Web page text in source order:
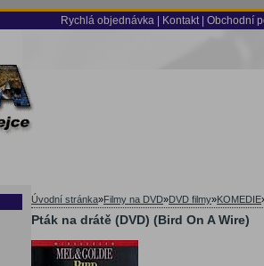
Rychlá objednávka Kontakt Obchodní
Úvodní stránka»Filmy na DVD»DVD filmy»KOMEDIE
Pták na drátě (DVD) (Bird On A Wire)